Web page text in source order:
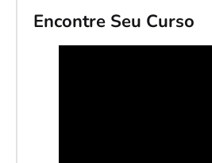
Encontre Seu Curso